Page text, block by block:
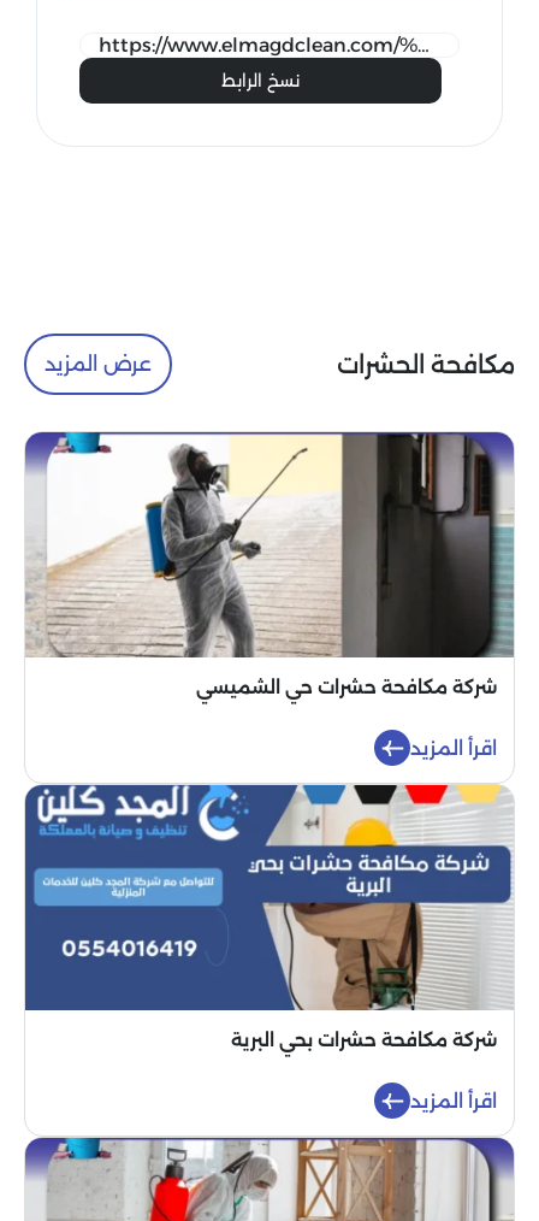
نسخ الرابط
مكافحة الحشرات عرض المزيد
شركة مكافحة حشرات حي الشميسي
اقرأ المزيد
شركة مكافحة حشرات بحي البرية
اقرأ المزيد